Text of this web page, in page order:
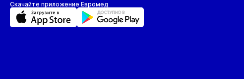
Скачайте приложение Евромед